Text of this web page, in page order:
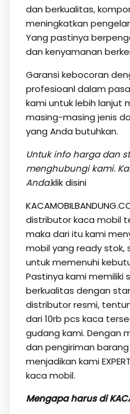
dan berkualitas,
meningkatkan
Yang pastinya
dan kenyamanan
Garansi kebocoran
profesioanl dalam
kami untuk lebih lanjut
masing-masing jenis
yang Anda butuhkan.
Untuk info harga dan
menghubungi kami.
Anda.klik disini
distributor kaca mobil
maka dari itu kami
mobil yang ready stok,
untuk memenuhi
Pastinya kami memiliki
berkualitas dengan
distributor resmi,
dari 10rb pcs kaca
gudang kami. Dengan
dan pengiriman
menjadikan kami
kaca mobil.
Mengapa harus di